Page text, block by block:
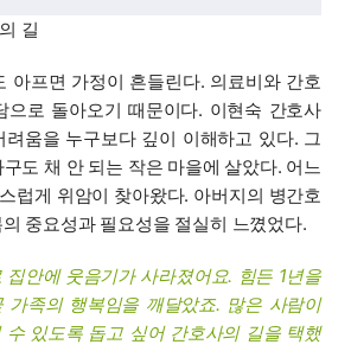
길
아프면 가정이 흔들린다. 의료비와 간호
으로 돌아오기 때문이다. 이현숙 간호사
움을 누구보다 깊이 이해하고 있다. 그
도 채 안 되는 작은 마을에 살았다. 어느
럽게 위암이 찾아왔다. 아버지의 병간호
중요성과 필요성을 절실히 느꼈었다.
집안에 웃음기가 사라졌어요. 힘든 1년을
가족의 행복임을 깨달았죠. 많은 사람이
수 있도록 돕고 싶어 간호사의 길을 택했